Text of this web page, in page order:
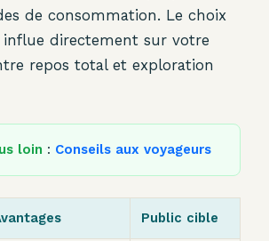
de consommation. Le choix
directement sur votre
repos total et exploration
loin : Conseils aux voyageurs
Public cible